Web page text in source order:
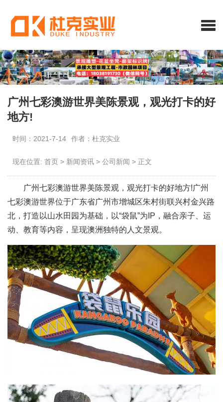
广州七彩澳游世界美陈景观，观光打卡的好
地方!
时间：2021-7-14 作者：杜克实业
现在位置: 首页 > 新闻资讯 > 公司新闻 > 正文
广州七彩澳游世界美陈景观，观光打卡的好地方!广州
七彩澳游世界位于广东省广州市增城区朱村街联兴村金兴路
北，打造以山水田园为基础，以“袋鼠”为IP，融合亲子、运
动、教育等内容，呈现澳洲独特的人文景观。